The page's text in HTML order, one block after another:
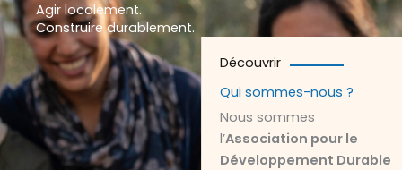
Agir localement.
Construire durablement.
Découvrir
Qui sommes-nous ?
Nous sommes
l’Association pour le
Développement Durable